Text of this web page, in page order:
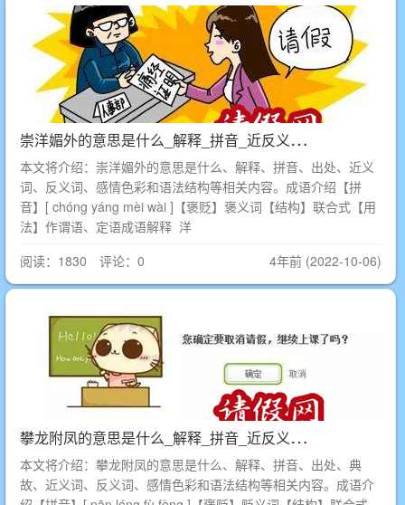
崇
洋媚外的意思是什么_解释_拼音_近反义词_出处
本文将介绍：崇洋媚外的意思是什么、解释、拼音、出处、近义
词、反义词、感情色彩和语法结构等相关内容。成语介绍【拼
音】[ chóng yáng mèi wài ]【褒贬】褒义词【结构】联合式【用
法】作谓语、定语成语解释 洋
阅读：1830 评论：0
4年前 (2022-10-06)
攀
龙附凤的意思是什么_解释_拼音_近反义词_出处_典故
本文将介绍：攀龙附凤的意思是什么、解释、拼音、出处、典
故、近义词、反义词、感情色彩和语法结构等相关内容。成语介